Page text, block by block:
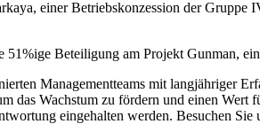
einer Betriebskonzession der
51%ige Beteiligung am Projekt Gunman,
Managementteams mit langjähriger
das Wachstum zu fördern und einen
eingehalten werden. Besuchen Sie